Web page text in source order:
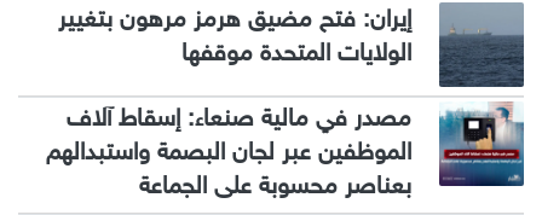
إيران: فتح مضيق هرمز مرهون بتغيير
الولايات المتحدة موقفها
مصدر في مالية صنعاء: إسقاط آلاف
الموظفين عبر لجان البصمة واستبدالهم
بعناصر محسوبة على الجماعة